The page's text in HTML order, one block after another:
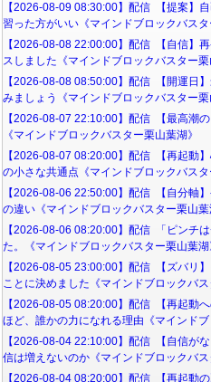
【2026-08-09 08:30:00】配信 【提案】
習った方がいい《マインドブロックバスタ
【2026-08-08 22:00:00】配信 【自信】
スしました《マインドブロックバスター栗
【2026-08-08 08:50:00】配信 【開運日
みましょう《マインドブロックバスター栗
【2026-08-07 22:10:00】配信 【最高潮
《マインドブロックバスター栗山葉湖》
【2026-08-07 08:20:00】配信 【再起動
の小さな共通点《マインドブロックバスタ
【2026-08-06 22:50:00】配信 【自分軸
の違い《マインドブロックバスター栗山葉
【2026-08-06 08:20:00】配信 「ピンチ
た。《マインドブロックバスター栗山葉湖
【2026-08-05 23:00:00】配信 【ズバリ
ことに決めました《マインドブロックバス
【2026-08-05 08:20:00】配信 【再起動
ほど、誰かの力になれる理由《マインドブ
【2026-08-04 22:10:00】配信 【自信が
信は増えないのか《マインドブロックバス
【2026-08-04 08:20:00】配信 【再起動